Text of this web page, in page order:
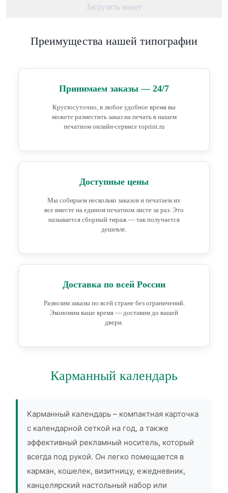
Загрузить макет
Преимущества нашей типографии
Принимаем заказы — 24/7
Круглосуточно, в любое удобное время вы
можете разместить заказ на печать в нашем
печатном онлайн-сервисе toprint.ru
Доступные цены
Мы собираем несколько заказов и печатаем их
все вместе на едином печатном листе за раз. Это
называется сборный тираж — так получается
дешевле.
Доставка по всей России
Развозим заказы по всей стране без ограничений.
Экономим ваше время — доставим до вашей
двери.
Карманный календарь
Карманный календарь – компактная карточка
с календарной сеткой на год, а также
эффективный рекламный носитель, который
всегда под рукой. Он легко помещается в
карман, кошелек, визитницу, ежедневник,
канцелярский настольный набор или